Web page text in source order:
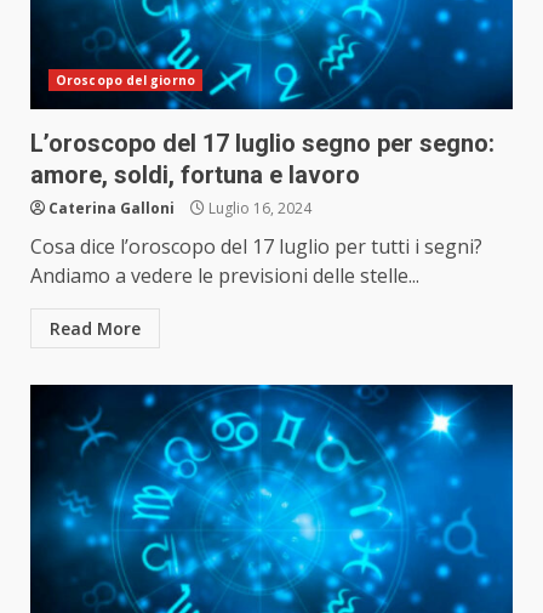
Oroscopo del giorno
L’oroscopo del 17 luglio segno per segno:
amore, soldi, fortuna e lavoro
Caterina Galloni Luglio 16, 2024
Cosa dice l’oroscopo del 17 luglio per tutti i segni?
Andiamo a vedere le previsioni delle stelle...
Read More